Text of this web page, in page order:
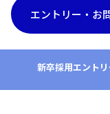
エントリー・お
会社説明会・
新卒採用エント